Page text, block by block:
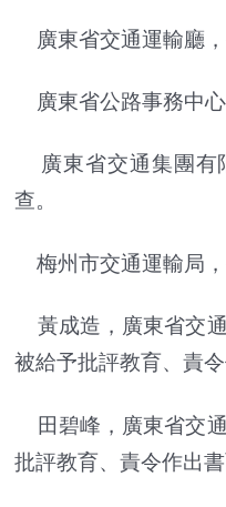
廣東省交通運輸廳，
廣東省公路事務中心
廣東省交通集團有
查。
梅州市交通運輸局，
黃成造，廣東省交通
被給予批評教育、責
田碧峰，廣東省交
批評教育、責令作出書